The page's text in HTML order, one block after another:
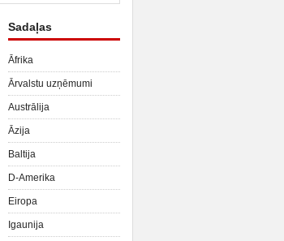
Sadaļas
Āfrika
Ārvalstu uzņēmumi
Austrālija
Āzija
Baltija
D-Amerika
Eiropa
Igaunija